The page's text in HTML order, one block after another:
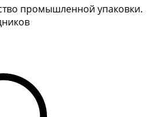
промышленной упаковки.